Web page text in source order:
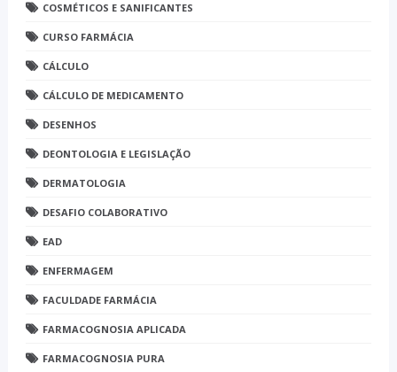
COSMÉTICOS E SANIFICANTES
CURSO FARMÁCIA
CÁLCULO
CÁLCULO DE MEDICAMENTO
DESENHOS
DEONTOLOGIA E LEGISLAÇÃO
DERMATOLOGIA
DESAFIO COLABORATIVO
EAD
ENFERMAGEM
FACULDADE FARMÁCIA
FARMACOGNOSIA APLICADA
FARMACOGNOSIA PURA